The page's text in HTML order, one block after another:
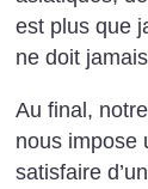
est plus que
ne doit
Au final,
nous impose
satisfaire